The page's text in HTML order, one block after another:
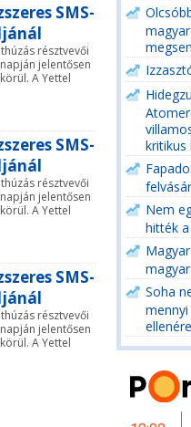
SMS-
résztvevői
jelentősen
A Yettel
SMS-
résztvevői
jelentősen
A Yettel
SMS-
résztvevői
jelentősen
A Yettel
kritikus
Nem
hitték
Soha
ellenére